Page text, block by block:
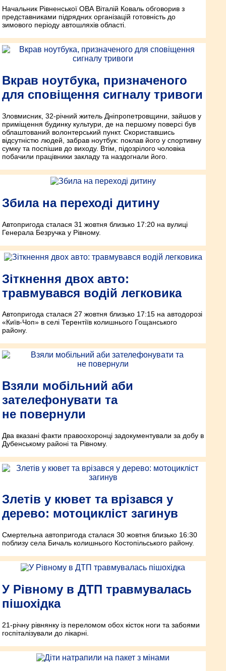
Начальник Рівненської ОВА Віталій Коваль обговорив з
представниками підрядних організацій готовність до
зимового періоду автошляхів області.
Вкрав ноутбука, призначеного
для сповіщення сигналу тривоги
Зловмисник, 32-річний житель Дніпропетровщини, зайшов у
приміщення будинку культури, де на першому поверсі був
облаштований волонтерський пункт. Скориставшись
відсутністю людей, забрав ноутбук: поклав його у спортивну
сумку та поспішив до виходу. Втім, підозрілого чоловіка
побачили працівники закладу та наздогнали його.
Збила на переході дитину
Автопригода сталася 31 жовтня близько 17:20 на вулиці
Генерала Безручка у Рівному.
Зіткнення двох авто:
травмувався водій легковика
Автопригода сталася 27 жовтня близько 17:15 на автодорозі
«Київ-Чоп» в селі Терентіїв колишнього Гощанського
району.
Взяли мобільний аби
зателефонувати та
не повернули
Два вказані факти правоохоронці задокументували за добу в
Дубенському районі та Рівному.
Злетів у кювет та врізався у
дерево: мотоцикліст загинув
Смертельна автопригода сталася 30 жовтня близько 16:30
поблизу села Бичаль колишнього Костопільського району.
У Рівному в ДТП травмувалась
пішохідка
21-річну рівнянку із переломом обох кісток ноги та забоями
госпіталізували до лікарні.